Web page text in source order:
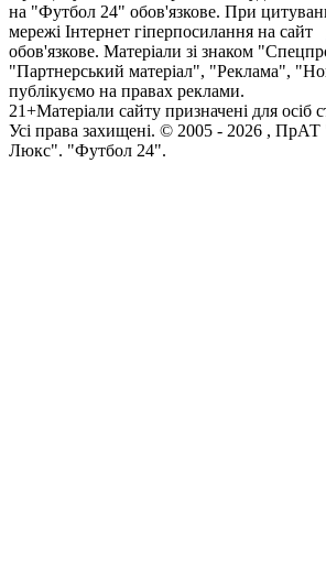
на "Футбол 24" обов'язкове. При
мережі Інтернет гіперпосилання на сайт
обов'язкове. Матеріали зі знаком
"Партнерський матеріал", "Реклама",
публікуємо на правах реклами.
21+Матеріали сайту призначені для осіб
Усi права захищенi. © 2005 - 2026 , ПрАТ
Люкс". "Футбол 24".